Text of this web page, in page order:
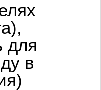
для
в